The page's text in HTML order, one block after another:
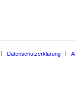
Datenschutzerklärung